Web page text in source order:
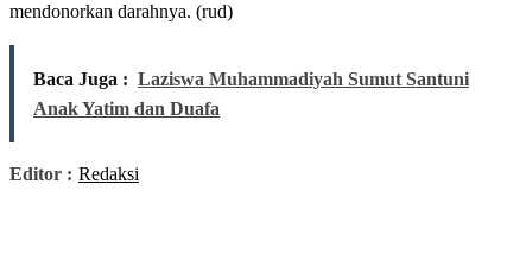
mendonorkan darahnya. (rud)
Baca Juga : Laziswa Muhammadiyah Sumut Santuni
Anak Yatim dan Duafa
Editor : Redaksi